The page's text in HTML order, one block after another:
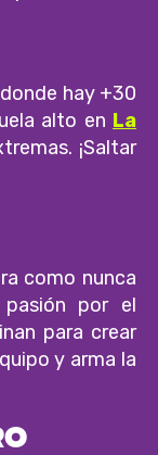
hay +30
alto en La
¡Saltar
como nunca
por el
para crear
y arma la